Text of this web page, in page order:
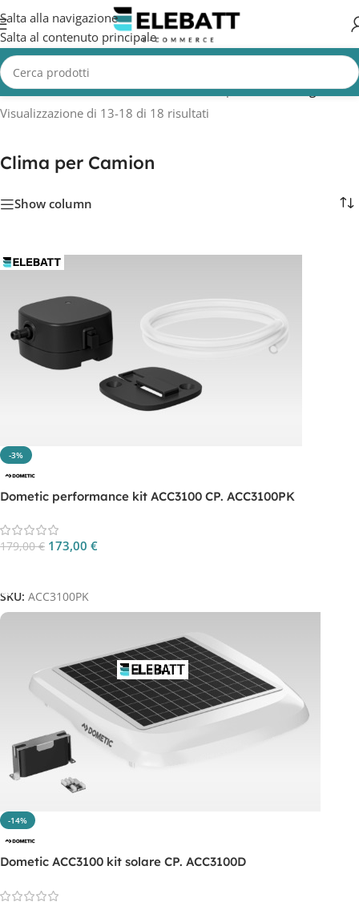
Salta alla navigazione
Salta al contenuto principale
Home/CAMION/Accessori Camion/Clima per Camion/Pagina 2
Visualizzazione di 13-18 di 18 risultati
Clima per Camion
Show column
-3%
Dometic performance kit ACC3100 CP. ACC3100PK
179,00€ 173,00 €
SKU: ACC3100PK
-14%
Dometic ACC3100 kit solare CP. ACC3100D